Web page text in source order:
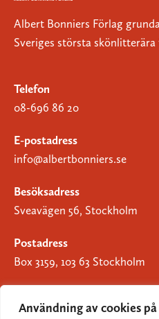
Användning av cookies
Albert Bonniers Förlag
Sveriges största skönlitterära
Telefon
08-696 86 20
E-postadress
info@albertbonniers.se
Besöksadress
Sveavägen 56, Stockholm
Postadress
Box 3159, 103 63 Stockholm